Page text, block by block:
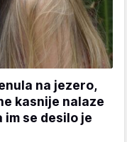
na jezero,
kasnije nalaze
im se desilo je